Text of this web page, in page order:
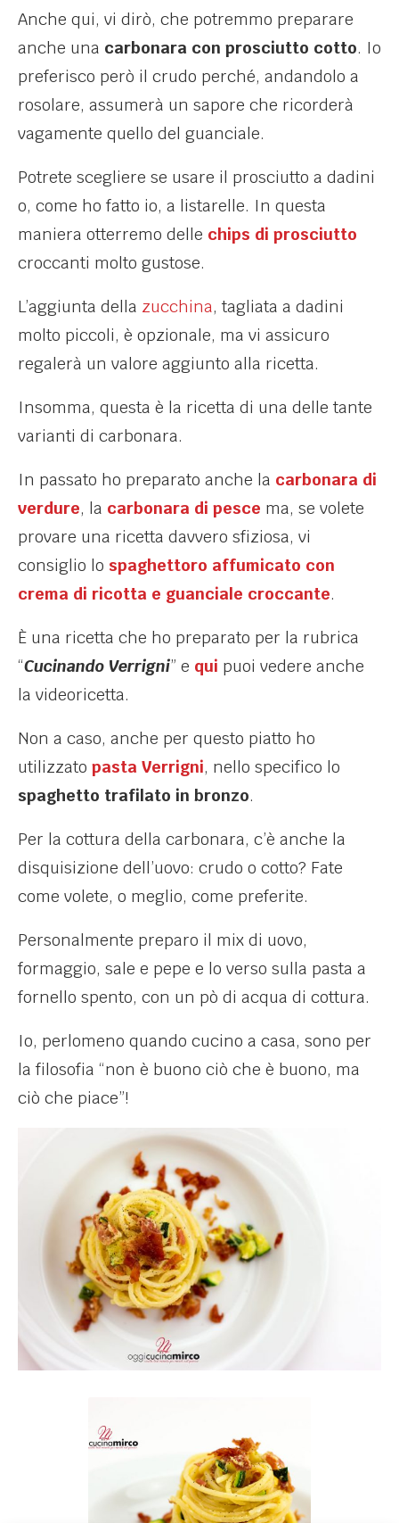
Anche qui, vi dirò, che potremmo preparare
anche una carbonara con prosciutto cotto. Io
preferisco però il crudo perché, andandolo a
rosolare, assumerà un sapore che ricorderà
vagamente quello del guanciale.
Potrete scegliere se usare il prosciutto a dadini
o, come ho fatto io, a listarelle. In questa
maniera otterremo delle chips di prosciutto
croccanti molto gustose.
L’aggiunta della zucchina, tagliata a dadini
molto piccoli, è opzionale, ma vi assicuro
regalerà un valore aggiunto alla ricetta.
Insomma, questa è la ricetta di una delle tante
varianti di carbonara.
In passato ho preparato anche la carbonara di
verdure, la carbonara di pesce ma, se volete
provare una ricetta davvero sfiziosa, vi
consiglio lo spaghettoro affumicato con
crema di ricotta e guanciale croccante.
È una ricetta che ho preparato per la rubrica
“Cucinando Verrigni” e qui puoi vedere anche
la videoricetta.
Non a caso, anche per questo piatto ho
utilizzato pasta Verrigni, nello specifico lo
spaghetto trafilato in bronzo.
Per la cottura della carbonara, c’è anche la
disquisizione dell’uovo: crudo o cotto? Fate
come volete, o meglio, come preferite.
Personalmente preparo il mix di uovo,
formaggio, sale e pepe e lo verso sulla pasta a
fornello spento, con un pò di acqua di cottura.
Io, perlomeno quando cucino a casa, sono per
la filosofia “non è buono ciò che è buono, ma
ciò che piace”!